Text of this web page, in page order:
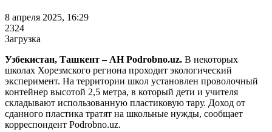
8 апреля 2025, 16:29
2324
Загрузка
Узбекистан, Ташкент – АН Podrobno.uz. В некоторых
школах Хорезмского региона проходит экологический
эксперимент. На территории школ установлен проволочный
контейнер высотой 2,5 метра, в который дети и учителя
складывают использованную пластиковую тару. Доход от
сданного пластика тратят на школьные нужды, сообщает
корреспондент Podrobno.uz.